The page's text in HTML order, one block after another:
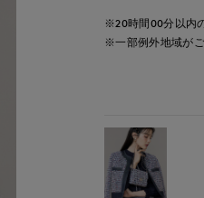
※20時間00分以内
※一部例外地域が